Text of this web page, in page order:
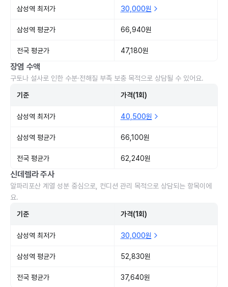
삼성역 최저가 30,000원
삼성역 평균가 66,940원
전국 평균가 47,180원
장염 수액
구토나 설사로 인한 수분·전해질 부족 보충 목적으로 상담될 수 있어요.
기준 가격(1회)
삼성역 최저가 40,500원
삼성역 평균가 66,100원
전국 평균가 62,240원
신데렐라 주사
알파리포산 계열 성분 중심으로, 컨디션 관리 목적으로 상담되는 항목이에
요.
기준 가격(1회)
삼성역 최저가 30,000원
삼성역 평균가 52,830원
전국 평균가 37,640원